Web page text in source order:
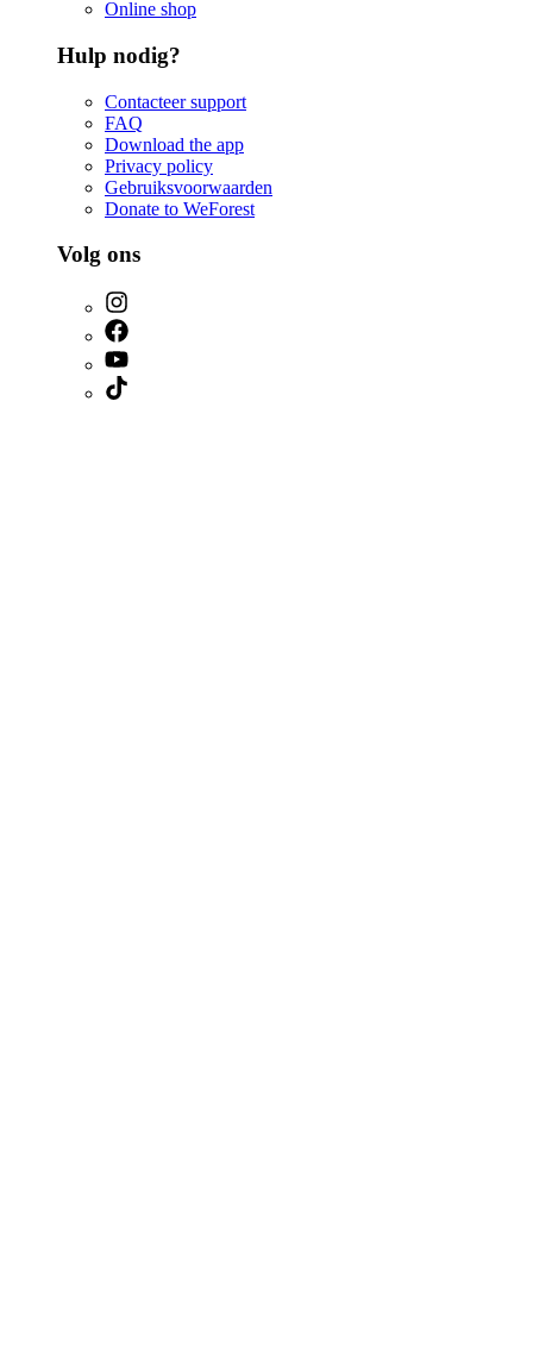
Online shop
Hulp nodig?
Contacteer support
FAQ
Download the app
Privacy policy
Gebruiksvoorwaarden
Donate to WeForest
Volg ons